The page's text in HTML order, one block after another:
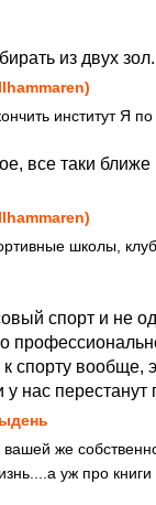
из двух зол.
институт Я
все таки
школы,
спорт и не
спорту вообще,
нас перестанут
вашей же
уж про